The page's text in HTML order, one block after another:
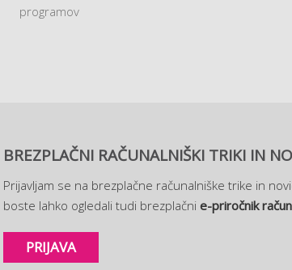
programov
BREZPLAČNI RAČUNALNIŠKI TRIKI IN
Prijavljam se na brezplačne računalniške trike in
boste lahko ogledali tudi brezplačni e-priročnik
PRIJAVA